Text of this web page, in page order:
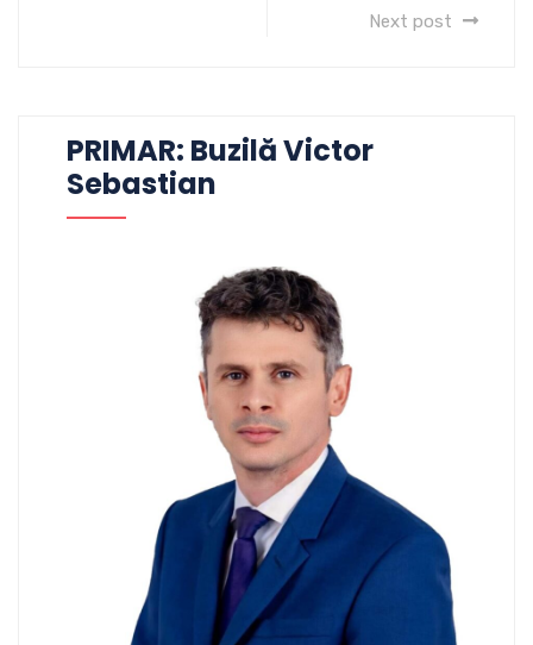
Next post
PRIMAR: Buzilă Victor
Sebastian